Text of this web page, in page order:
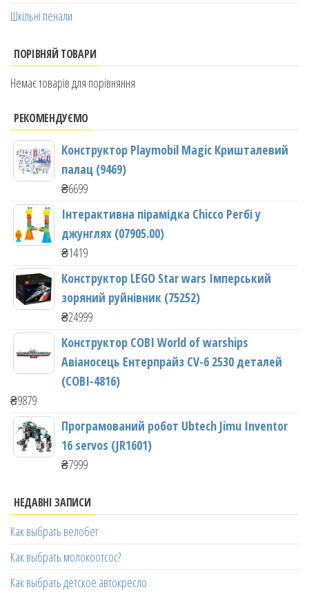
Шкільні пенали
ПОРІВНЯЙ ТОВАРИ
Немає товарів для порівняння
РЕКОМЕНДУЄМО
Конструктор Playmobil Magic Кришталевий
палац (9469)
₴6699
Інтерактивна пірамідка Chicco Регбі у
джунглях (07905.00)
₴1419
Конструктор LEGO Star wars Імперський
зоряний руйнівник (75252)
₴24999
Конструктор COBI World of warships
Авіаносець Ентерпрайз CV-6 2530 деталей
(COBI-4816)
₴9879
Програмований робот Ubtech Jimu Inventor
16 servos (JR1601)
₴7999
НЕДАВНІ ЗАПИСИ
Как выбрать велобег
Как выбрать молокоотсос?
Как выбрать детское автокресло